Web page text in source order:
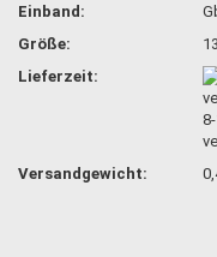
Einband:
Größe:
Lieferzeit:
Versandgewicht: